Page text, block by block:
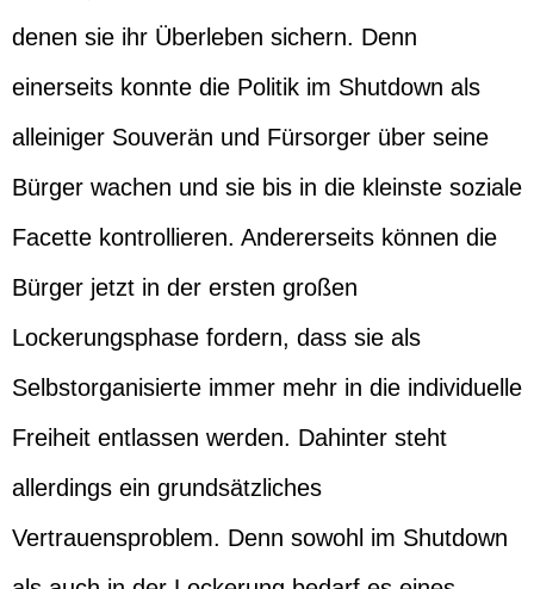
denen sie ihr Überleben sichern. Denn
einerseits konnte die Politik im Shutdown als
alleiniger Souverän und Fürsorger über seine
Bürger wachen und sie bis in die kleinste soziale
Facette kontrollieren. Andererseits können die
Bürger jetzt in der ersten großen
Lockerungsphase fordern, dass sie als
Selbstorganisierte immer mehr in die individuelle
Freiheit entlassen werden. Dahinter steht
allerdings ein grundsätzliches
Vertrauensproblem. Denn sowohl im Shutdown